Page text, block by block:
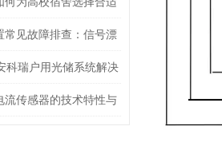
费电能表
常见故障排查：信号漂
供电异常
科瑞户用光储系统解决
流传感器的技术特性与